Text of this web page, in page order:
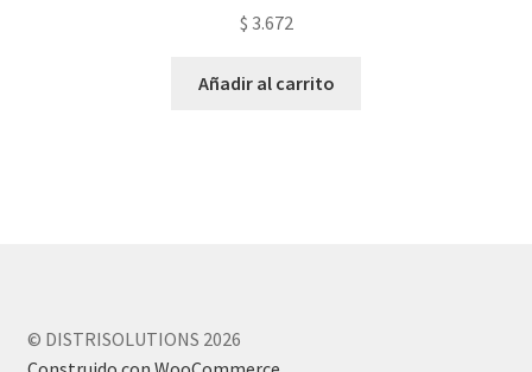
$ 3.672
Añadir al carrito
© DISTRISOLUTIONS 2026